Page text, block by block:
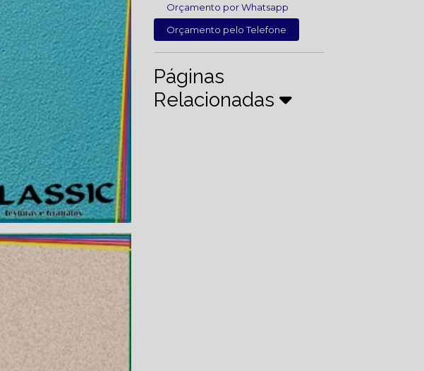
Orçamento por Whatsapp
Orçamento pelo Telefone
Páginas
Relacionadas